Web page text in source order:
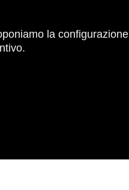
la configurazione